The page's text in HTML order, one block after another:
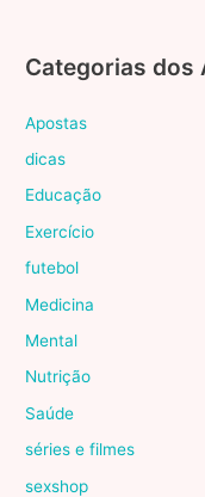
Categorias dos
Apostas
dicas
Educação
Exercício
futebol
Medicina
Mental
Nutrição
Saúde
séries e filmes
sexshop